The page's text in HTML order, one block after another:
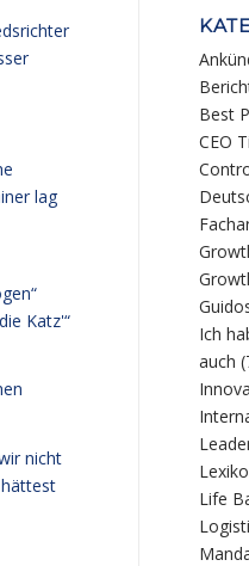
lag
Katz'“
nicht
Best
CEO
Ich
auch
Life